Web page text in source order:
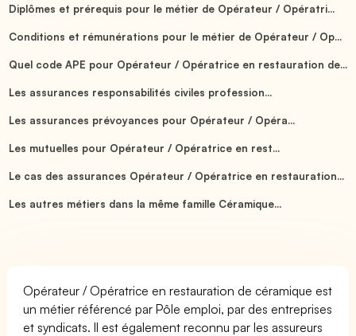
Diplômes et prérequis pour le métier de Opérateur / Opératri...
Conditions et rémunérations pour le métier de Opérateur / Op...
Quel code APE pour Opérateur / Opératrice en restauration de...
Les assurances responsabilités civiles profession...
Les assurances prévoyances pour Opérateur / Opéra...
Les mutuelles pour Opérateur / Opératrice en rest...
Le cas des assurances Opérateur / Opératrice en restauration...
Les autres métiers dans la même famille Céramique...
Opérateur / Opératrice en restauration de céramique est
un métier référencé par Pôle emploi, par des entreprises
et syndicats. Il est également reconnu par les assureurs